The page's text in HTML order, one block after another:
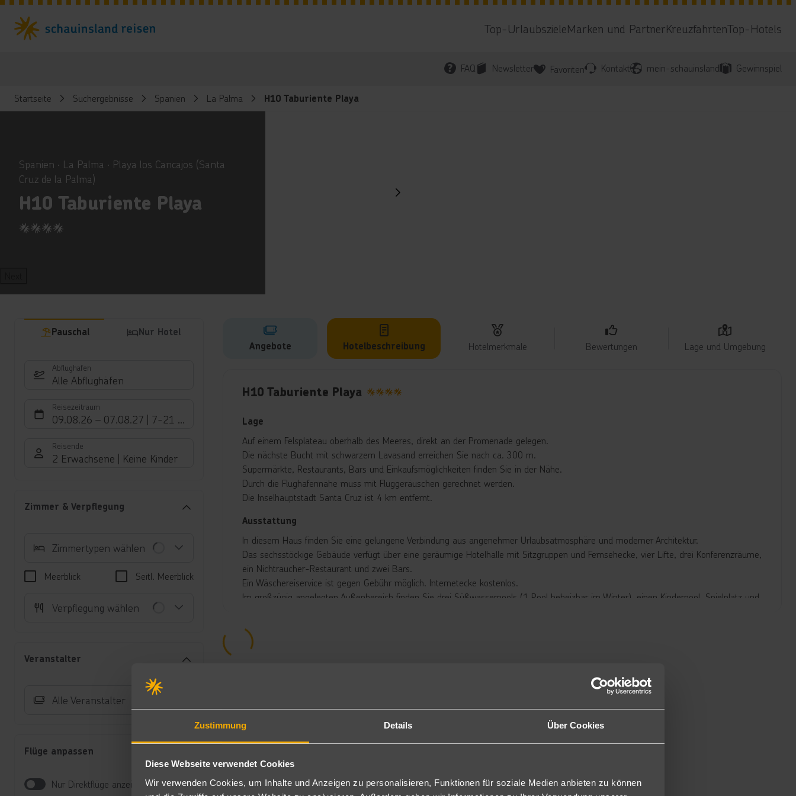
Zustimmung Details Über Cookies
Diese Webseite verwendet Cookies
Wir verwenden Cookies, um Inhalte und Anzeigen zu personalisieren, Funktionen für soziale Medien anbieten zu können
Top-UrlaubszieleMarken und PartnerKreuzfahrtenTop-Hotels
FAQ Newsletter Favoriten Kontakt mein-schauinsland Gewinnspiel
Startseite Suchergebnisse Spanien La Palma H10 Taburiente Playa
Spanien ∙ La Palma ∙ Playa los Cancajos (Santa
Cruz de la Palma)
H10 Taburiente Playa
4
Pauschal Nur Hotel
Abflughafen
Alle Abflughäfen
Reisezeitraum
09.08.26 – 07.08.27 7-21 Nächte
Reisende
2 Erwachsene Keine Kinder
Zimmer & Verpflegung
Zimmertypen wählen
Meerblick Seitl. Meerblick
Verpflegung wählen
Veranstalter
Alle Veranstalter
Flüge anpassen
Nur Direktflüge anzeigen
Angebote Hotelbeschreibung Hotelmerkmale Bewertungen Lage und Umgebung
H10 Taburiente Playa
Lage
Auf einem Felsplateau oberhalb des Meeres, direkt an der Promenade gelegen.
Die nächste Bucht mit schwarzem Lavasand erreichen Sie nach ca. 300 m.
Supermärkte, Restaurants, Bars und Einkaufsmöglichkeiten finden Sie in der Nähe.
Durch die Flughafennähe muss mit Fluggeräuschen gerechnet werden.
Die Inselhauptstadt Santa Cruz ist 4 km entfernt.
Ausstattung
In diesem Haus finden Sie eine gelungene Verbindung aus angenehmer Urlaubsatmosphäre und moderner Architektur.
Das sechsstöckige Gebäude verfügt über eine geräumige Hotelhalle mit Sitzgruppen und Fernsehecke, vier Lifte, drei Konferenzräume,
ein Nichtraucher-Restaurant und zwei Bars.
Ein Wäschereiservice ist gegen Gebühr möglich. Internetecke kostenlos.
Im großzügig angelegten Außenbereich finden Sie drei Süßwasserpools (1 Pool beheizbar im Winter), einen Kinderpool, Spielplatz und
Unterbringung
TV, Minibar (Füllung auf Anfrage gegen Gebühr) sowie Mietsafe, Klimaanlage, Bad/WC mit Föhn und Balkon mit Blick Meer oder
Wahlweise auch zur Alleinbelegung buchbar (DEM).
Doppelzimmer Superior Meerblick: Gleiche Ausstattung wie die Doppelzimmer, jedoch moderner und mit Meerblick.
Die Superior Zimmer verfügen zusätzlich über Flachbildschirm-Sat.-TV, Nespresso Kaffeemaschine, Kühlschrank und Schreibtisch.
Das Badezimmer ist mit Badewanne, Vergrößerungsspiegel, Bademantel und Hausschuhen ausgestattet (DMU).
Doppelzimmer Privilege Meerblick: Ausgestattet wie die Doppelzimmer Superior Meerblick, jedoch mit Meer-/Poolblick und
Wahlweise auch zur Alleinbenutzung buchbar (PM1).